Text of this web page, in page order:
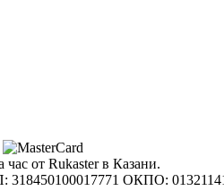
от Rukaster в Казани.
ОКПО: